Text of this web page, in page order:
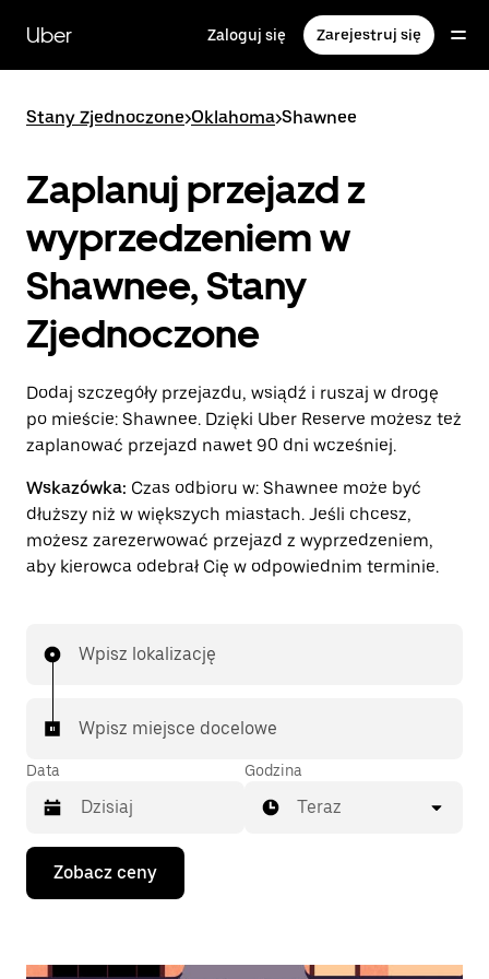
głównej
zawartości
Uber Zaloguj się Zarejestruj się
Stany Zjednoczone>Oklahoma>Shawnee
Zaplanuj przejazd z
wyprzedzeniem w
Shawnee, Stany
Zjednoczone
Dodaj szczegóły przejazdu, wsiądź i ruszaj w drogę
po mieście: Shawnee. Dzięki Uber Reserve możesz też
zaplanować przejazd nawet 90 dni wcześniej.
Wskazówka: Czas odbioru w: Shawnee może być
dłuższy niż w większych miastach. Jeśli chcesz,
możesz zarezerwować przejazd z wyprzedzeniem,
aby kierowca odebrał Cię w odpowiednim terminie.
Wpisz lokalizację
Wpisz miejsce docelowe
Data
Naciśnij
klawisz
strzałki
Godzina
Teraz
Zobacz ceny